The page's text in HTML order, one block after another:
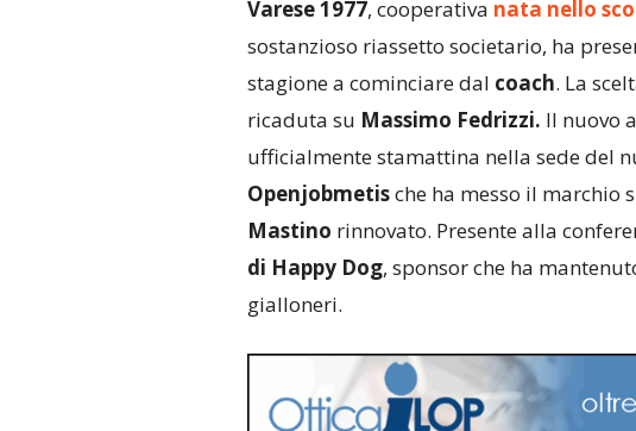
Varese 1977, cooperativa nata nello
sostanzioso riassetto societario, ha
stagione a cominciare dal coach. La
ricaduta su Massimo Fedrizzi. Il nuovo
ufficialmente stamattina nella sede del
Openjobmetische ha messo il marchio
Mastino rinnovato. Presente alla
di Happy Dog, sponsor che ha
gialloneri.